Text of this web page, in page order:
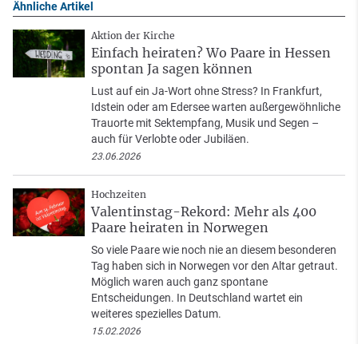
Ähnliche Artikel
Aktion der Kirche
Einfach heiraten? Wo Paare in Hessen
spontan Ja sagen können
Lust auf ein Ja-Wort ohne Stress? In Frankfurt,
Idstein oder am Edersee warten außergewöhnliche
Trauorte mit Sektempfang, Musik und Segen –
auch für Verlobte oder Jubiläen.
23.06.2026
Hochzeiten
Valentinstag-Rekord: Mehr als 400
Paare heiraten in Norwegen
So viele Paare wie noch nie an diesem besonderen
Tag haben sich in Norwegen vor den Altar getraut.
Möglich waren auch ganz spontane
Entscheidungen. In Deutschland wartet ein
weiteres spezielles Datum.
15.02.2026